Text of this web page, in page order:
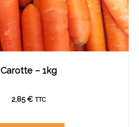
Carotte – 1kg
2,85€ TTC